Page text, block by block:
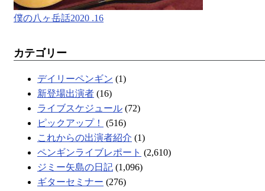
僕の八ヶ岳話2020 .16
カテゴリー
デイリーペンギン (1)
新登場出演者 (16)
ライブスケジュール (72)
ピックアップ！
(516)
これからの出演者紹介 (1)
ペンギンライブレポート (2,610)
ジミー矢島の日記 (1,096)
ギターセミナー (276)